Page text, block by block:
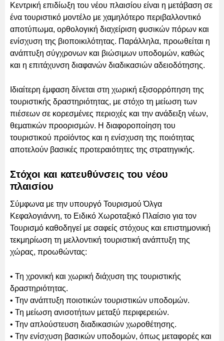
Κεντρική επιδίωξη του νέου πλαισίου είναι η μετάβαση σε
ένα τουριστικό μοντέλο με χαμηλότερο περιβαλλοντικό
αποτύπωμα, ορθολογική διαχείριση φυσικών πόρων και
ενίσχυση της βιοποικιλότητας. Παράλληλα, προωθείται η
ανάπτυξη σύγχρονων και βιώσιμων υποδομών, καθώς
και η επιτάχυνση διαφανών διαδικασιών αδειοδότησης.
Ιδιαίτερη έμφαση δίνεται στη χωρική εξισορρόπηση της
τουριστικής δραστηριότητας, με στόχο τη μείωση των
πιέσεων σε κορεσμένες περιοχές και την ανάδειξη νέων,
θεματικών προορισμών. Η διαφοροποίηση του
τουριστικού προϊόντος και η ενίσχυση της ποιότητας
αποτελούν βασικές προτεραιότητες της στρατηγικής.
Στόχοι και κατευθύνσεις του νέου
πλαισίου
Σύμφωνα με την υπουργό Τουρισμού Όλγα
Κεφαλογιάννη, το Ειδικό Χωροταξικό Πλαίσιο για τον
Τουρισμό καθοδηγεί με σαφείς στόχους και επιστημονική
τεκμηρίωση τη μελλοντική τουριστική ανάπτυξη της
χώρας, προωθώντας:
• Τη χρονική και χωρική διάχυση της τουριστικής
δραστηριότητας.
• Την ανάπτυξη ποιοτικών τουριστικών υποδομών.
• Τη μείωση ανισοτήτων μεταξύ περιφερειών.
• Την απλούστευση διαδικασιών χωροθέτησης.
• Την ενίσχυση βασικών υποδομών, όπως μεταφορές και